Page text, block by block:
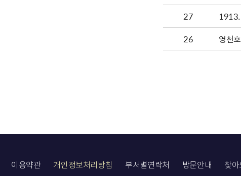
27
26
영천
이용약관 개인정보처리방침 부서별연락처 방문안내 찾아